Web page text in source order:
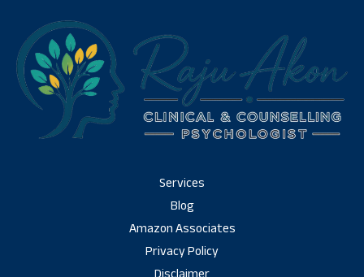
Services
Blog
Amazon Associates
Privacy Policy